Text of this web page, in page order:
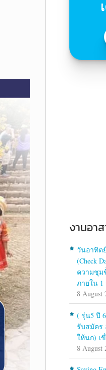
งานอา
วันอาทิต
(Check
ความชุม
ภายใน 1
8 August
( รุ่น5 ปี
รับสมัคร
ให้นก) เ
8 August